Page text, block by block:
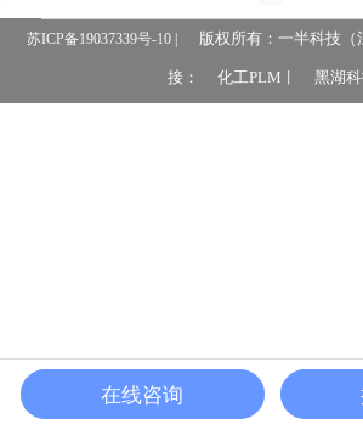
苏ICP备19037339号-10 | 版权所有：一半科技（
接： 化工PLM 黑湖
在线咨询